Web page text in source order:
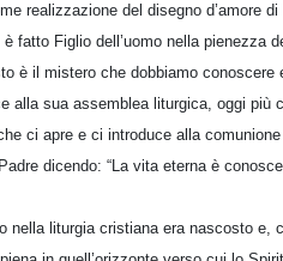
realizzazione del disegno d’amore
fatto Figlio dell’uomo nella pienezza
è il mistero che dobbiamo
alla sua assemblea liturgica, oggi
ci apre e ci introduce alla
dicendo: “La vita eterna è
nella liturgia cristiana era nascosto